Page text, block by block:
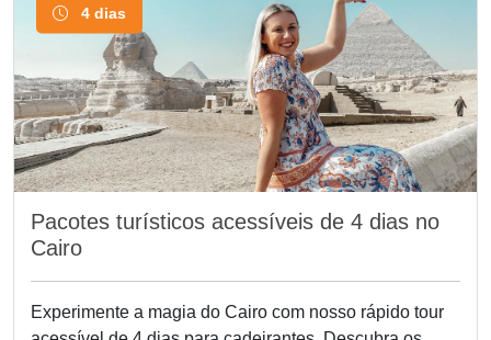
4 dias
Pacotes turísticos acessíveis de 4 dias no
Cairo
Experimente a magia do Cairo com nosso rápido tour